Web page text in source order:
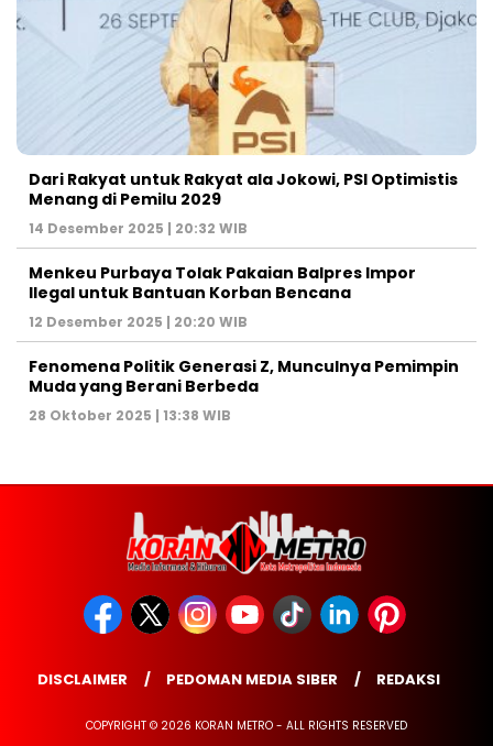
Dari Rakyat untuk Rakyat ala Jokowi, PSI Optimistis
Menang di Pemilu 2029
14 Desember 2025 | 20:32 WIB
Menkeu Purbaya Tolak Pakaian Balpres Impor
Ilegal untuk Bantuan Korban Bencana
12 Desember 2025 | 20:20 WIB
Fenomena Politik Generasi Z, Munculnya Pemimpin
Muda yang Berani Berbeda
28 Oktober 2025 | 13:38 WIB
DISCLAIMER PEDOMAN MEDIA SIBER REDAKSI
COPYRIGHT © 2026 KORAN METRO - ALL RIGHTS RESERVED